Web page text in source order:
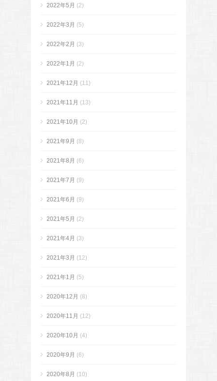
2022年5月 (2)
2022年3月 (5)
2022年2月 (3)
2022年1月 (2)
2021年12月 (11)
2021年11月 (13)
2021年10月 (2)
2021年9月 (8)
2021年8月 (6)
2021年7月 (9)
2021年6月 (9)
2021年5月 (2)
2021年4月 (3)
2021年3月 (12)
2021年1月 (5)
2020年12月 (8)
2020年11月 (12)
2020年10月 (4)
2020年9月 (6)
2020年8月 (10)